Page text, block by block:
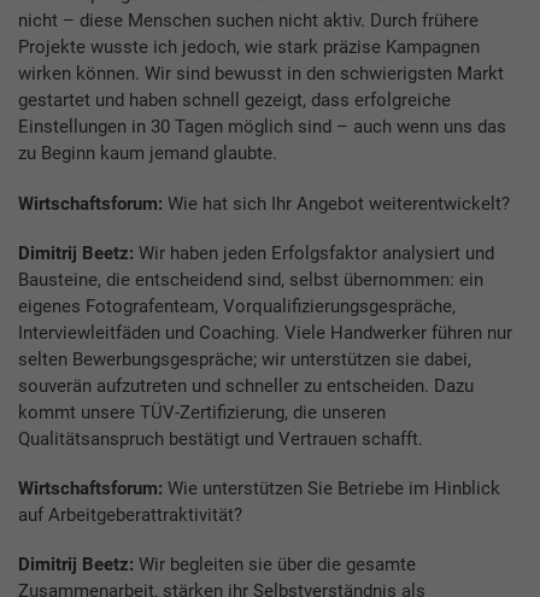
nicht – diese Menschen suchen nicht aktiv. Durch frühere
Projekte wusste ich jedoch, wie stark präzise Kampagnen
wirken können. Wir sind bewusst in den schwierigsten Markt
gestartet und haben schnell gezeigt, dass erfolgreiche
Einstellungen in 30 Tagen möglich sind – auch wenn uns das
zu Beginn kaum jemand glaubte.
Wirtschaftsforum: Wie hat sich Ihr Angebot weiterentwickelt?
Dimitrij Beetz: Wir haben jeden Erfolgsfaktor analysiert und
Bausteine, die entscheidend sind, selbst übernommen: ein
eigenes Fotografenteam, Vorqualifizierungsgespräche,
Interviewleitfäden und Coaching. Viele Handwerker führen nur
selten Bewerbungsgespräche; wir unterstützen sie dabei,
souverän aufzutreten und schneller zu entscheiden. Dazu
kommt unsere TÜV-Zertifizierung, die unseren
Qualitätsanspruch bestätigt und Vertrauen schafft.
Wirtschaftsforum: Wie unterstützen Sie Betriebe im Hinblick
auf Arbeitgeberattraktivität?
Dimitrij Beetz: Wir begleiten sie über die gesamte
Zusammenarbeit, stärken ihr Selbstverständnis als